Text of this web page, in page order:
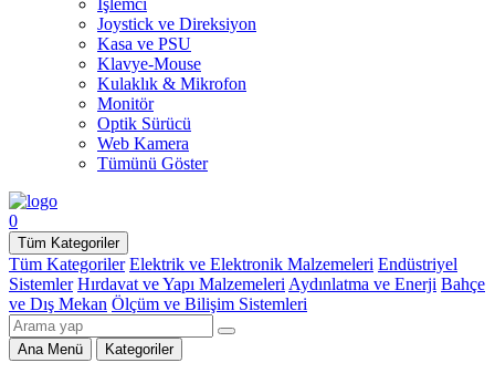
İşlemci
Joystick ve Direksiyon
Kasa ve PSU
Klavye-Mouse
Kulaklık & Mikrofon
Monitör
Optik Sürücü
Web Kamera
Tümünü Göster
0
Tüm Kategoriler
Tüm Kategoriler Elektrik ve Elektronik Malzemeleri Endüstriyel
Sistemler Hırdavat ve Yapı Malzemeleri Aydınlatma ve Enerji Bahçe
ve Dış Mekan Ölçüm ve Bilişim Sistemleri
Ana Menü Kategoriler